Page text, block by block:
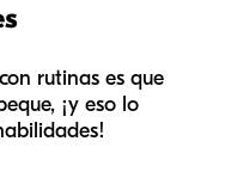
rutinas es que
¡y eso lo